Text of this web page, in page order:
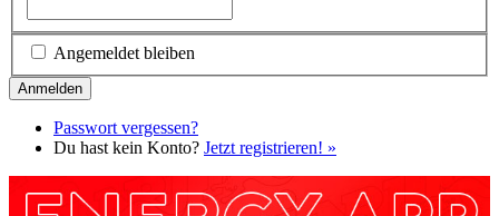
Angemeldet bleiben
Passwort vergessen?
Du hast kein Konto? Jetzt registrieren! »